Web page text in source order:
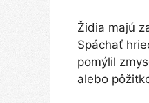
Židia majú
Spáchať
pomýlil
alebo